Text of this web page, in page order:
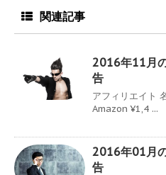
関連記事
2016年11月
告
アフィリエイト
Amazon ¥1,4 ...
2016年01月
告